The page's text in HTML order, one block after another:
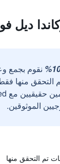
ديل
نقوم بجمع
التحقق منها
الموثوقين.